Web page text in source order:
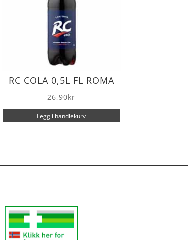
RC COLA 0,5L FL ROMA
26,90kr
Legg i handlekurv